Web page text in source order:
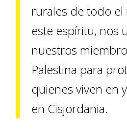
rurales de todo el
este espíritu, nos
nuestros
Palestina para
quienes viven en
en Cisjordania.